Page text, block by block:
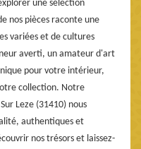
une sélection
nos pièces raconte une
variées et de cultures
averti, un amateur d'art
pour votre intérieur,
collection. Notre
Leze (31410) nous
authentiques et
nos trésors et laissez-